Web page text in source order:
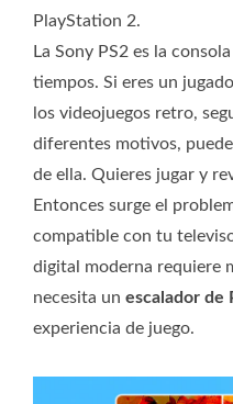
PlayStation 2.
La Sony PS2 es la
tiempos. Si eres un
los videojuegos retro,
diferentes motivos,
de ella. Quieres jugar y
Entonces surge el
compatible con tu
digital moderna requiere
necesita un escalador de
experiencia de juego.